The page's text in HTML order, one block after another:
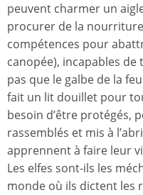
peuvent charmer un
procurer de la nourriture
compétences pour
canopée), incapables
pas que le galbe de la
fait un lit douillet pour
besoin d’être protégés,
rassemblés et mis à
apprennent à faire leur
Les elfes sont-ils les
monde où ils dictent les